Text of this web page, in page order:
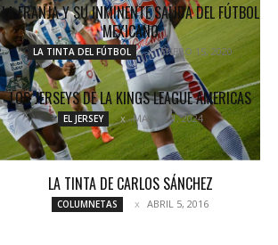
LA FRANJA Y SU INMINENTE SALIDA DEL FÚTBOL
MEXICANO
LA TINTA DEL FÚTBOL ENERO 15, 2020
LOS JERSEYS DE LA KINGS LEAGUE AMERICAS
EL JERSEY MARZO 1, 2024
LA TINTA DE CARLOS SÁNCHEZ
COLUMNETAS ABRIL 5, 2016